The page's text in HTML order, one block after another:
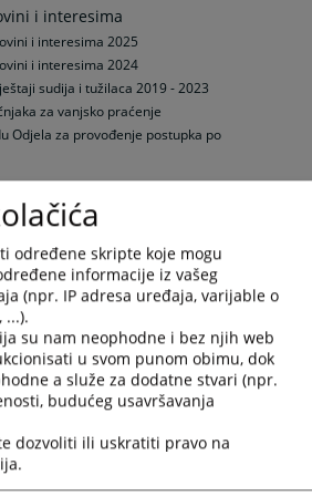
i interesima
i interesima 2025
i interesima 2024
sudija i tužilaca 2019 - 2023
za vanjsko praćenje
Odjela za provođenje postupka po
i programi rada
VSTS-a BiH
rada VSTS-a BiH
VSTS-a BiH
a BiH
BiH
BiH
o izvršenju budžeta VSTS-a BiH
određene skripte koje mogu
informacije iz vašeg
(npr. IP adresa uređaja, varijable o
su nam neophodne i bez njih web
u svom punom obimu, dok
a služe za dodatne stvari (npr.
budućeg usavršavanja
dozvoliti ili uskratiti pravo na